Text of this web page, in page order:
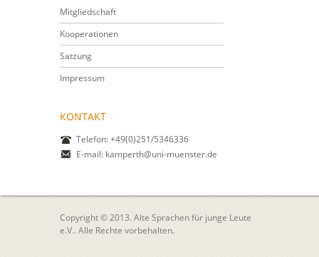
Mitgliedschaft
Kooperationen
Satzung
Impressum
KONTAKT
Telefon: +49(0)251/5346336
E-mail: kamperth@uni-muenster.de
Copyright © 2013. Alte Sprachen für junge Leute
e.V.. Alle Rechte vorbehalten.